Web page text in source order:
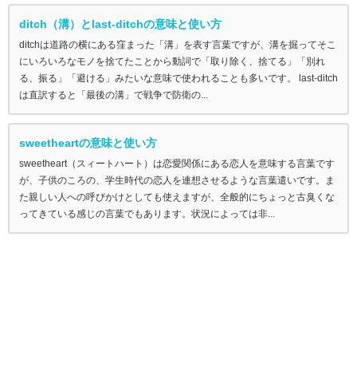
ditch（溝）とlast-ditchの意味と使い方
ditchは道路の横にある窪まった「溝」を表す言葉ですが、溝を掘ってそこ
にいろいろなモノを捨てたことから動詞で「取り除く、捨てる」「別れ
る、振る」「避ける」みたいな意味で使われることも多いです。 last-ditch
は直訳すると「最後の溝」で戦争で防衛の...
sweetheartの意味と使い方
sweetheart（スィートハート）は恋愛関係にある恋人を意味する言葉です
が、子供のころの、学生時代の恋人を連想させるような言葉遣いです。ま
た親しい人への呼びかけとしても使えますが、全般的にちょっと古臭くな
ってきている感じの言葉でもあります。状況によっては非...